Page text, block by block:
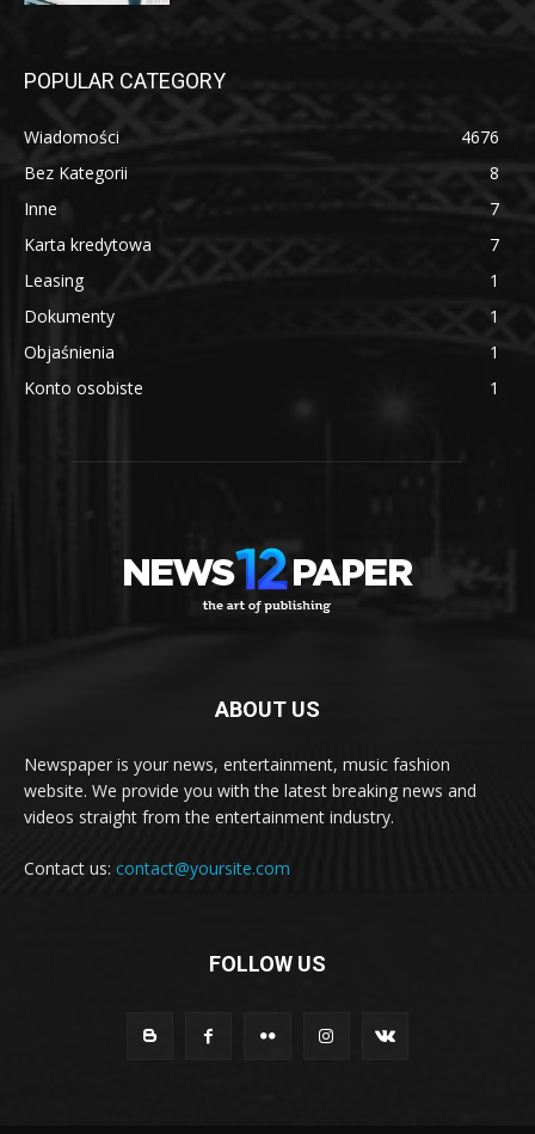
POPULAR CATEGORY
Wiadomości
4676
Bez Kategorii
8
Inne
7
Karta kredytowa
7
Leasing
1
Dokumenty
1
Objaśnienia
1
Konto osobiste
1
ABOUT US
Newspaper is your news, entertainment, music fashion
website. We provide you with the latest breaking news and
videos straight from the entertainment industry.
Contact us: contact@yoursite.com
FOLLOW US